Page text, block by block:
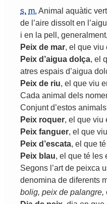
s. m. Animal aquàtic
de ’aire dissolt en ’
i en la pell , generalment,
Peix de mar, el que viu
Peix d ’aigua dolça, el
atres espais d’aigua
Peix de riu, el que viu
Cada animal dels
Conjunt d’estos animals
Peix roquer, el que viu
Peix fanguer, el que viu
Peix d ’escata, el que té
Peix blau, el que té les
Segons ’art de peixca
denomina de diferents
bolig, peix de palangre,